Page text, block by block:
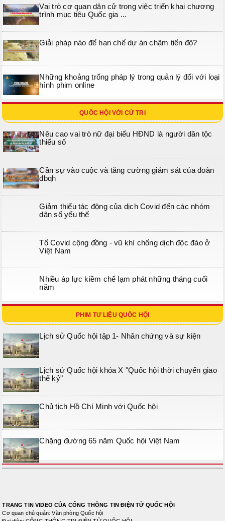
Vai trò cơ quan dân cử trong việc triển khai chương
trình mục tiêu Quốc gia ...
Giải pháp nào để hạn chế dự án chậm tiến độ?
Những khoảng trống pháp lý trong quản lý đối với loại
hình phim online
QUỐC HỘI VỚI CỬ TRI
Nêu cao vai trò nữ đại biểu HĐND là người dân tộc
thiểu số
Cần sự vào cuộc và tăng cường giám sát của đoàn
đbqh
Giảm thiểu tác động của dịch Covid đến các nhóm
dân số yếu thế
Tổ Covid cộng đồng - vũ khí chống dịch độc đáo ở
Việt Nam
Nhiều áp lực kiềm chế lạm phát những tháng cuối
năm
PHIM TƯ LIỆU QUỐC HỘI
Lịch sử Quốc hội tập 1- Nhân chứng và sự kiện
Lịch sử Quốc hội khóa X "Quốc hội thời chuyển giao
thế kỷ"
Chủ tịch Hồ Chí Minh với Quốc hội
Chặng đường 65 năm Quốc hội Việt Nam
TRANG TIN VIDEO CỦA CỔNG THÔNG TIN ĐIỆN TỬ QUỐC HỘI
Cơ quan chủ quản: Văn phòng Quốc hội